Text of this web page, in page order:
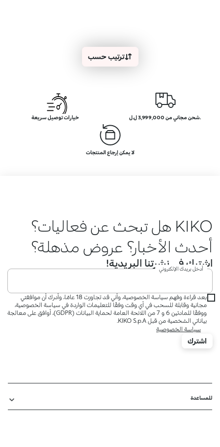
ترتيب حسب
.شحن مجاني من 3,999,000 ل.ل خيارات توصيل سريعة
لا يمكن إرجاع المنتجات
KIKO هل تبحث عن فعاليات؟
أحدث الأخبار؟ عروض مذهلة؟
اشترك في نشرتنا البريدية!
أدخل بريدك الإلكتروني
بعد قراءة وفهم سياسة الخصوصية، وأني قد تجاوزت 18 عامًا، وأدرك أن موافقتي
مجانية وقابلة للسحب في أي وقت وفقًا للتعليمات الواردة في سياسة الخصوصية،
ووفقًا للمادتين 6 و 7 من اللائحة العامة لحماية البيانات (GDPR)، أوافق على معالجة
بياناتي الشخصية من قبل KIKO S.p.A.
سياسة الخصوصية
اشترك
للمساعدة